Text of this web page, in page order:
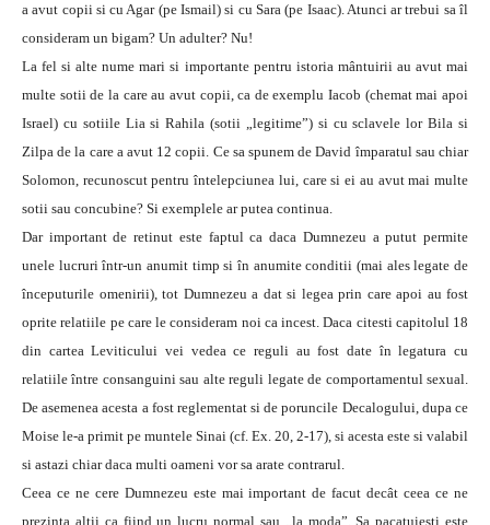
a avut copii si cu Agar (pe Ismail) si cu Sara (pe Isaac). Atunci ar trebui sa îl
consideram un bigam? Un adulter? Nu!
La fel si alte nume mari si importante pentru istoria mântuirii au avut mai
multe sotii de la care au avut copii, ca de exemplu Iacob (chemat mai apoi
Israel) cu sotiile Lia si Rahila (sotii „legitime”) si cu sclavele lor Bila si
Zilpa de la care a avut 12 copii. Ce sa spunem de David împaratul sau chiar
Solomon, recunoscut pentru întelepciunea lui, care si ei au avut mai multe
sotii sau concubine? Si exemplele ar putea continua.
Dar important de retinut este faptul ca daca Dumnezeu a putut permite
unele lucruri într-un anumit timp si în anumite conditii (mai ales legate de
începuturile omenirii), tot Dumnezeu a dat si legea prin care apoi au fost
oprite relatiile pe care le consideram noi ca incest. Daca citesti capitolul 18
din cartea Leviticului vei vedea ce reguli au fost date în legatura cu
relatiile între consanguini sau alte reguli legate de comportamentul sexual.
De asemenea acesta a fost reglementat si de poruncile Decalogului, dupa ce
Moise le-a primit pe muntele Sinai (cf. Ex. 20, 2-17), si acesta este si valabil
si astazi chiar daca multi oameni vor sa arate contrarul.
Ceea ce ne cere Dumnezeu este mai important de facut decât ceea ce ne
prezinta altii ca fiind un lucru normal sau „la moda”. Sa pacatuiesti este